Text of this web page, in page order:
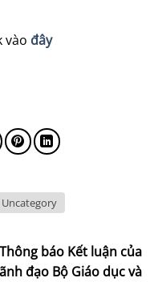
vào đây
Thông báo Kết luận của
đạo Bộ Giáo dục và